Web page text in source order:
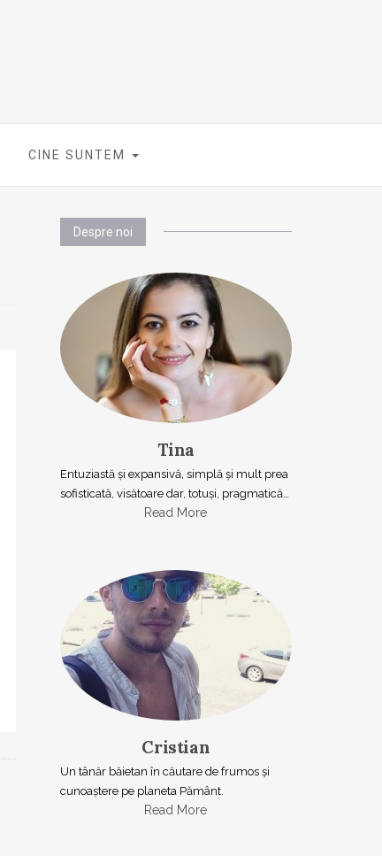
CINE SUNTEM
Despre noi
Tina
Entuziastă şi expansivă, simplă şi mult prea
sofisticată, visătoare dar, totuşi, pragmatică…
Read More
Cristian
Un tânăr băietan în căutare de frumos și
cunoaștere pe planeta Pământ.
Read More